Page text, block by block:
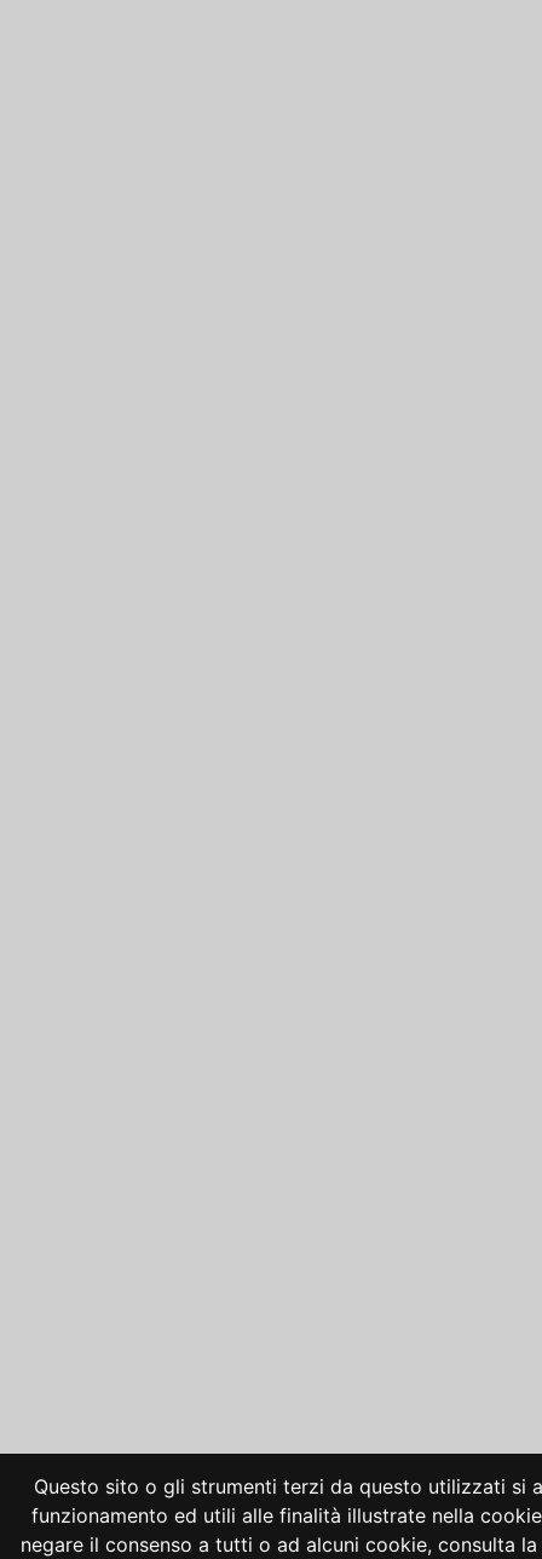
Questo sito o gli strumenti terzi da questo utilizzati si
funzionamento ed utili alle finalità illustrate nella
negare il consenso a tutti o ad alcuni cookie, consulta